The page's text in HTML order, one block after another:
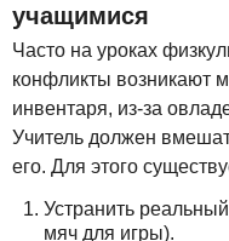
учащимися
Часто на уроках
конфликты возникают
инвентаря, из-за
Учитель должен
его. Для этого
Устранить
мяч для игры).